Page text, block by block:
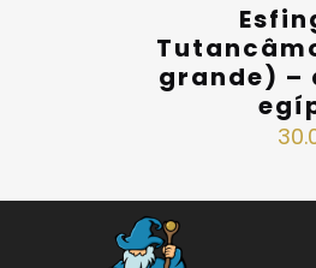
grande) –